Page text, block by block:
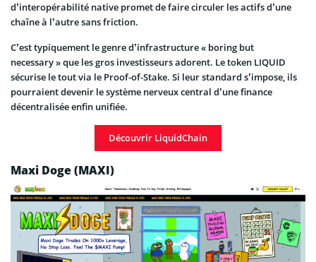
d’interopérabilité native promet de faire circuler les actifs d’une
chaîne à l’autre sans friction.
C’est typiquement le genre d’infrastructure « boring but
necessary » que les gros investisseurs adorent. Le token LIQUID
sécurise le tout via le Proof-of-Stake. Si leur standard s’impose, ils
pourraient devenir le système nerveux central d’une finance
décentralisée enfin unifiée.
Découvrir LiquidChain
Maxi Doge (MAXI)